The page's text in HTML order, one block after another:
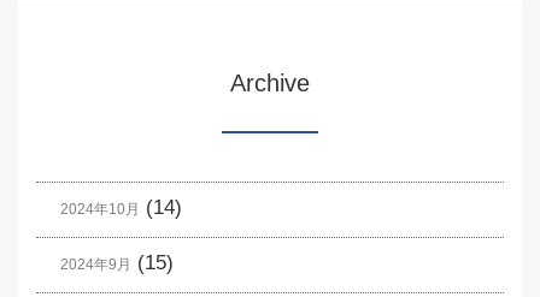
Archive
2024年10月 (14)
2024年9月 (15)